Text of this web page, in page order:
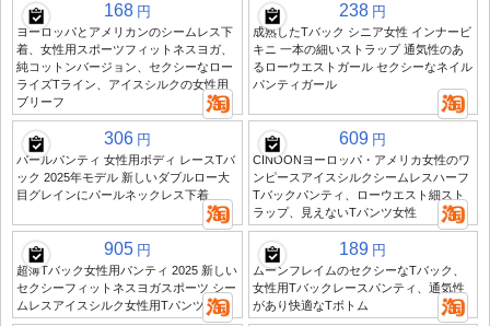
168 円
ヨーロッパとアメリカンのシームレス下
着、女性用スポーツフィットネスヨガ、
純コットンバージョン、セクシーなロー
ライズTライン、アイスシルクの女性用
ブリーフ
238 円
成熟したTバック シニア女性 インナービ
キニ 一本の細いストラップ 通気性のあ
るローウエストガール セクシーなネイル
パンティガール
306 円
パールパンティ 女性用ボディ レースTバ
ック 2025年モデル 新しいダブルロー大
目グレインにパールネックレス下着
609 円
CINOONヨーロッパ・アメリカ女性のワ
ンピースアイスシルクシームレスハーフ
Tバックパンティ、ローウエスト細スト
ラップ、見えないTパンツ女性
905 円
超薄Tバック女性用パンティ 2025 新しい
セクシーフィットネスヨガスポーツ シー
ムレスアイスシルク女性用Tパンツ
189 円
ムーンフレイムのセクシーなTバック、
女性用Tバックレースパンティ、通気性
があり快適なTボトム